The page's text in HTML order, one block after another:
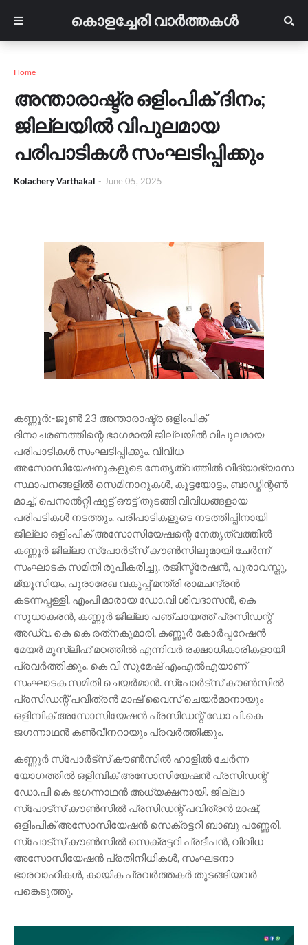
കൊളച്ചേരി വാർത്തകൾ
Home
അന്താരാഷ്ട്ര ഒളിംപിക് ദിനം;
ജില്ലയില്‍ വിപുലമായ
പരിപാടികള്‍ സംഘടിപ്പിക്കും
Kolachery Varthakal - June 05, 2025
കണ്ണൂർ:-ജൂണ്‍ 23 അന്താരാഷ്ട്ര ഒളിംപിക്
ദിനാചരണത്തിന്റെ ഭാഗമായി ജില്ലയില്‍ വിപുലമായ
പരിപാടികള്‍ സംഘടിപ്പിക്കും. വിവിധ
അസോസിയേഷനുകളുടെ നേതൃത്വത്തില്‍ വിദ്യാഭ്യാസ
സ്ഥാപനങ്ങളില്‍ സെമിനാറുകള്‍, കൂട്ടയോട്ടം, ബാഡ്മിന്റണ്‍
മാച്ച്, പെനാല്‍റ്റി ഷൂട്ട് ഔട്ട് തുടങ്ങി വിവിധങ്ങളായ
പരിപടികള്‍ നടത്തും. പരിപാടികളുടെ നടത്തിപ്പിനായി
ജില്ലാ ഒളിംപിക് അസോസിയേഷന്റെ നേതൃത്വത്തില്‍
കണ്ണൂര്‍ ജില്ലാ സ്‌പോര്‍ട്സ് കൗണ്‍സിലുമായി ചേര്‍ന്ന്
സംഘാടക സമിതി രൂപീകരിച്ചു. രജിസ്ട്രേഷന്‍, പുരാവസ്തു,
മ്യൂസിയം, പുരാരേഖ വകുപ്പ് മന്ത്രി രാമചന്ദ്രന്‍
കടന്നപ്പള്ളി, എംപി മാരായ ഡോ.വി ശിവദാസന്‍, കെ
സുധാകരന്‍, കണ്ണൂര്‍ ജില്ലാ പഞ്ചായത്ത് പ്രസിഡന്റ്
അഡ്വ. കെ കെ രത്‌നകുമാരി, കണ്ണൂര്‍ കോര്‍പ്പറേഷന്‍
മേയര്‍ മുസ്ലിഹ് മഠത്തില്‍ എന്നിവര്‍ രക്ഷാധികാരികളായി
പ്രവര്‍ത്തിക്കും. കെ വി സുമേഷ് എംഎല്‍എയാണ്
സംഘാടക സമിതി ചെയര്‍മാന്‍. സ്‌പോര്‍ട്‌സ് കൗണ്‍സില്‍
പ്രസിഡന്റ് പവിത്രന്‍ മാഷ് വൈസ് ചെയര്‍മാനായും
ഒളിമ്പിക് അസോസിയേഷന്‍ പ്രസിഡന്റ് ഡോ പി.കെ
ജഗന്നാഥന്‍ കണ്‍വീനറായും പ്രവര്‍ത്തിക്കും.
കണ്ണൂര്‍ സ്‌പോര്‍ട്സ് കൗണ്‍സില്‍ ഹാളില്‍ ചേര്‍ന്ന
യോഗത്തില്‍ ഒളിമ്പിക് അസോസിയേഷന്‍ പ്രസിഡന്റ്
ഡോ.പി കെ ജഗന്നാഥന്‍ അധ്യക്ഷനായി. ജില്ലാ
സ്‌പോട്‌സ് കൗണ്‍സില്‍ പ്രസിഡന്റ് പവിത്രന്‍ മാഷ്,
ഒളിംപിക് അസോസിയേഷന്‍ സെക്രട്ടറി ബാബു പണ്ണേരി,
സ്‌പോട്‌സ് കൗണ്‍സില്‍ സെക്രട്ടറി പ്രദീപന്‍, വിവിധ
അസോസിയേഷന്‍ പ്രതിനിധികള്‍, സംഘടനാ
ഭാരവാഹികള്‍, കായിക പ്രവര്‍ത്തകര്‍ തുടങ്ങിയവര്‍
പങ്കെടുത്തു.